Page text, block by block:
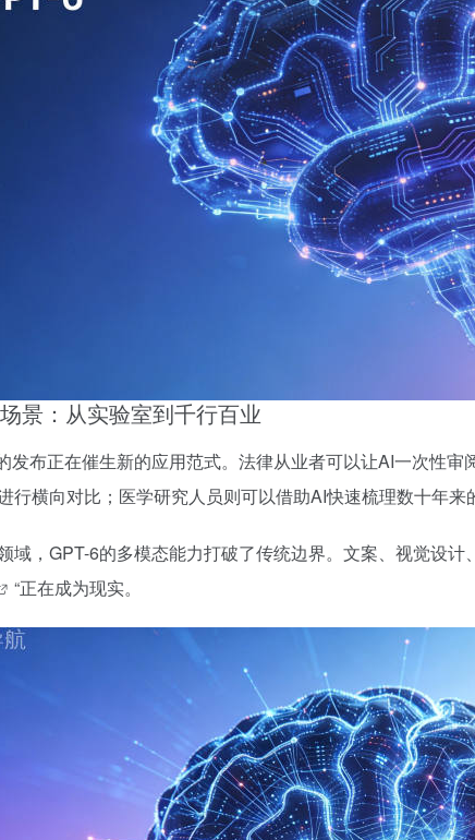
景：从实验室到千行百业
发布正在催生新的应用范式。法律从业者可以让AI一次性
行横向对比；医学研究人员则可以借助AI快速梳理数十年来
域，GPT-6的多模态能力打破了传统边界。文案、视觉设
“正在成为现实。